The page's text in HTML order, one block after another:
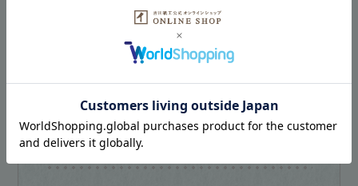
古川紙工プロダクトトップ 新着商品一覧を見る
シリーズ別